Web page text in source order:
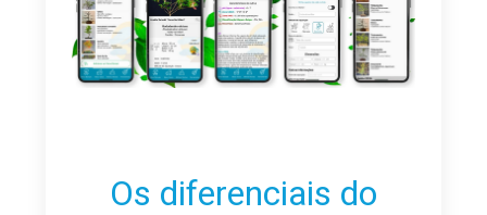
Os diferenciais do